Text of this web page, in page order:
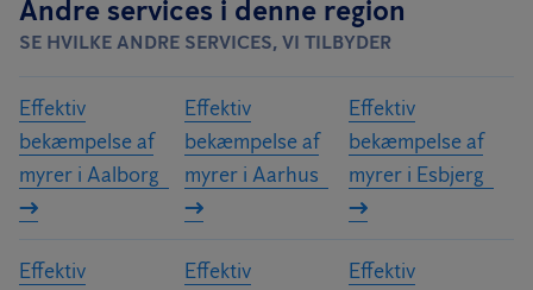
Andre services i denne region
SE HVILKE ANDRE SERVICES, VI TILBYDER
Effektiv
bekæmpelse af
myrer i Aalborg
Effektiv
bekæmpelse af
myrer i Aarhus
Effektiv
bekæmpelse af
myrer i Esbjerg
Effektiv
Effektiv
Effektiv